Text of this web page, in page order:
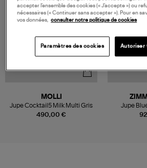
490,00 €
MOLLI
Jupe Cocktail5 Milk Multi Gris
Jupe
accepter l’ensemble des cookies (« J’accepte ») ou
nécessaires (« Continuer sans accepter »). Pour en
vos données, consulter notre politique de cookies
Paramètres des cookies Autoriser